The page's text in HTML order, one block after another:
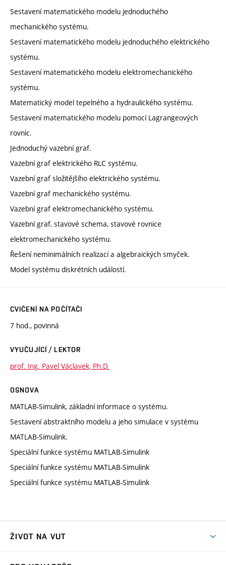
Sestavení matematického modelu jednoduchého
mechanického systému.
Sestavení matematického modelu jednoduchého elektrického
systému.
Sestavení matematického modelu elektromechanického
systému.
Matematický model tepelného a hydraulického systému.
Sestavení matematického modelu pomocí Lagrangeových
rovnic.
Jednoduchý vazební graf.
Vazební graf elektrického RLC systému.
Vazební graf složitějšího elektrického systému.
Vazební graf mechanického systému.
Vazební graf elektromechanického systému.
Vazební graf, stavové schema, stavové rovnice
elektromechanického systému.
Řešení neminimálních realizací a algebraických smyček.
Model systému diskrétních událostí.
CVIČENÍ NA POČÍTAČI
7 hod., povinná
VYUČUJÍCÍ / LEKTOR
prof. Ing. Pavel Václavek, Ph.D.
OSNOVA
MATLAB-Simulink, základní informace o systému.
Sestavení abstraktního modelu a jeho simulace v systému
MATLAB-Simulink.
Speciální funkce systému MATLAB-Simulink
Speciální funkce systému MATLAB-Simulink
Speciální funkce systému MATLAB-Simulink
ŽIVOT NA VUT